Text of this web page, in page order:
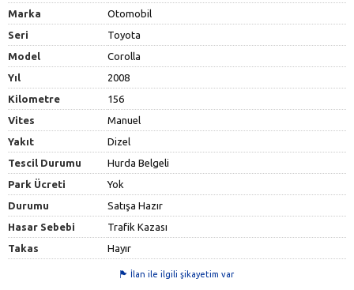
Marka
Otomobil
Seri
Toyota
Model
Corolla
Yıl
2008
Kilometre
156
Vites
Manuel
Yakıt
Dizel
Tescil Durumu
Hurda Belgeli
Park Ücreti
Yok
Durumu
Satışa Hazır
Hasar Sebebi
Trafik Kazası
Takas
Hayır
İlan ile ilgili şikayetim var